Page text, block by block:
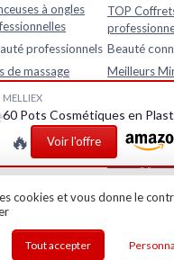
MELLIEX
60 Pots Cosmétiques en
🔥 Voir l'offre
à ongles
TOP
professionnels
de massage
esthétiques
Beauté
Meilleurs
Comparatif
TOP
avec
rasages
cookies et vous donne le
Tout accepter